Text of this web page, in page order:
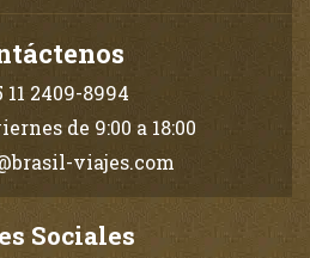
11 2409-8994
de 9:00 a 18:00
viajes.com
Sociales